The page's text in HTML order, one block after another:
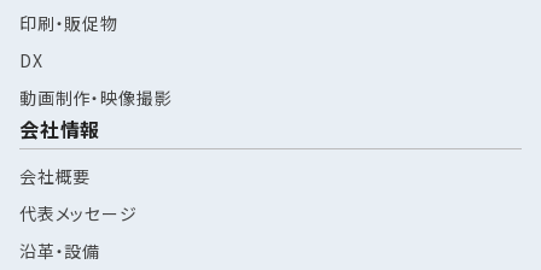
印刷・販促物
DX
動画制作・映像撮影
会社情報
会社概要
代表メッセージ
沿革・設備